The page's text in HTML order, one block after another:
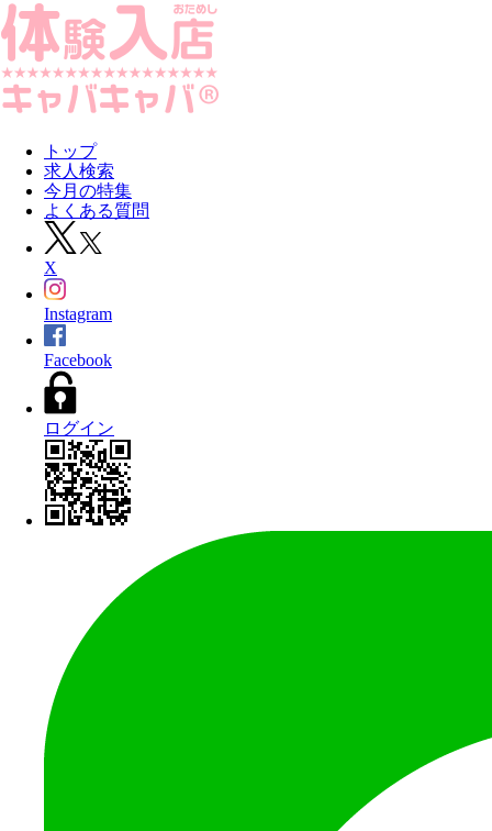
トップ
求人検索
今月の特集
よくある質問
X
Instagram
Facebook
ログイン